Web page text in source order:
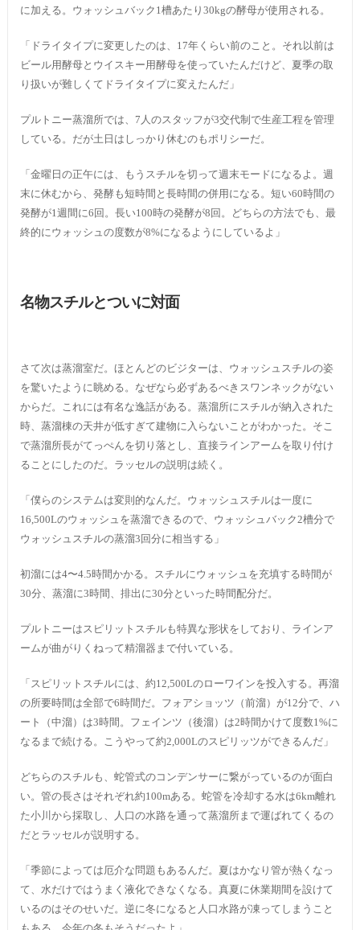
に加える。ウォッシュバック1槽あたり30kgの酵母が使用される。
「ドライタイプに変更したのは、17年くらい前のこと。それ以前は
ビール用酵母とウイスキー用酵母を使っていたんだけど、夏季の取
り扱いが難しくてドライタイプに変えたんだ」
プルトニー蒸溜所では、7人のスタッフが3交代制で生産工程を管理
している。だが土日はしっかり休むのもポリシーだ。
「金曜日の正午には、もうスチルを切って週末モードになるよ。週
末に休むから、発酵も短時間と長時間の併用になる。短い60時間の
発酵が1週間に6回。長い100時の発酵が8回。どちらの方法でも、最
終的にウォッシュの度数が8%になるようにしているよ」
名物スチルとついに対面
さて次は蒸溜室だ。ほとんどのビジターは、ウォッシュスチルの姿
を驚いたように眺める。なぜなら必ずあるべきスワンネックがない
からだ。これには有名な逸話がある。蒸溜所にスチルが納入された
時、蒸溜棟の天井が低すぎて建物に入らないことがわかった。そこ
で蒸溜所長がてっぺんを切り落とし、直接ラインアームを取り付け
ることにしたのだ。ラッセルの説明は続く。
「僕らのシステムは変則的なんだ。ウォッシュスチルは一度に
16,500Lのウォッシュを蒸溜できるので、ウォッシュバック2槽分で
ウォッシュスチルの蒸溜3回分に相当する」
初溜には4〜4.5時間かかる。スチルにウォッシュを充填する時間が
30分、蒸溜に3時間、排出に30分といった時間配分だ。
プルトニーはスピリットスチルも特異な形状をしており、ラインア
ームが曲がりくねって精溜器まで付いている。
「スピリットスチルには、約12,500Lのローワインを投入する。再溜
の所要時間は全部で6時間だ。フォアショッツ（前溜）が12分で、ハ
ート（中溜）は3時間。フェインツ（後溜）は2時間かけて度数1%に
なるまで続ける。こうやって約2,000Lのスピリッツができるんだ」
どちらのスチルも、蛇管式のコンデンサーに繋がっているのが面白
い。管の長さはそれぞれ約100mある。蛇管を冷却する水は6km離れ
た小川から採取し、人口の水路を通って蒸溜所まで運ばれてくるの
だとラッセルが説明する。
「季節によっては厄介な問題もあるんだ。夏はかなり管が熱くなっ
て、水だけではうまく液化できなくなる。真夏に休業期間を設けて
いるのはそのせいだ。逆に冬になると人口水路が凍ってしまうこと